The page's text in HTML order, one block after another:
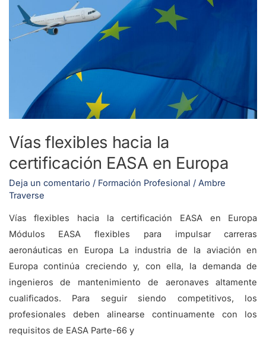
Vías flexibles hacia la
certificación EASA en Europa
Deja un comentario / Formación Profesional / Ambre
Traverse
Vías flexibles hacia la certificación EASA en Europa
Módulos EASA flexibles para impulsar carreras
aeronáuticas en Europa La industria de la aviación en
Europa continúa creciendo y, con ella, la demanda de
ingenieros de mantenimiento de aeronaves altamente
cualificados. Para seguir siendo competitivos, los
profesionales deben alinearse continuamente con los
requisitos de EASA Parte-66 y
flexibles
hacia
Europa